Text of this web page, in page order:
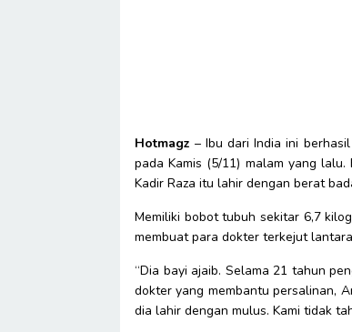
Hotmagz– Ibu dari India ini
pada Kamis (5/11) malam yang
Kadir Raza itu lahir dengan berat
Memiliki bobot tubuh sekitar 6,7
membuat para dokter terkejut
“Dia bayi ajaib. Selama 21 tahun
dokter yang membantu persalinan,
dia lahir dengan mulus. Kami tidak